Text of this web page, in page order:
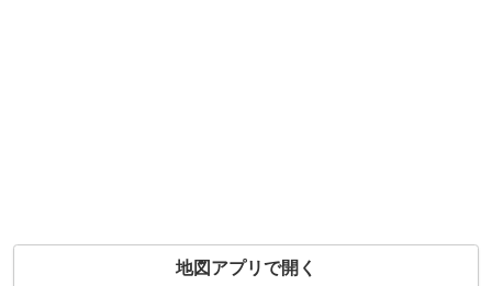
地図アプリで開く